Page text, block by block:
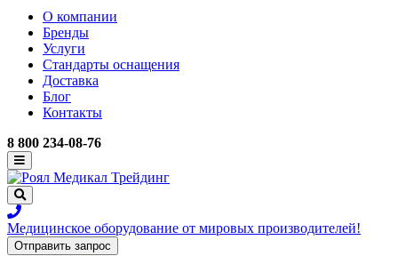
О компании
Бренды
Услуги
Стандарты оснащения
Доставка
Блог
Контакты
8 800 234-08-76
Медицинское оборудование от мировых производителей!
Отправить запрос